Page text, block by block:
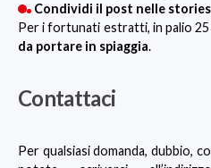
Condividi il post nelle stories
Per i fortunati estratti, in palio 25
da portare in spiaggia.
Contattaci
Per qualsiasi domanda, dubbio,